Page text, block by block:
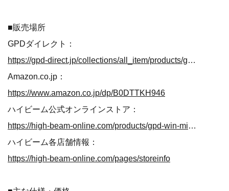
■販売場所
GPDダイレクト：
https://gpd-direct.jp/collections/all_item/products/gpd-win-mini2025
Amazon.co.jp：
https://www.amazon.co.jp/dp/B0DTTKH946
ハイビーム公式オンラインストア：
https://high-beam-online.com/products/gpd-win-mini2025
ハイビーム各店舗情報：
https://high-beam-online.com/pages/storeinfo